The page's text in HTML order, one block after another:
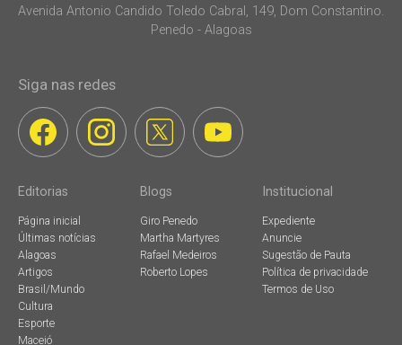
Avenida Antonio Candido Toledo Cabral, 149, Dom Constantino.
Penedo - Alagoas
Siga nas redes
Editorias
Página inicial
Últimas notícias
Alagoas
Artigos
Brasil/Mundo
Cultura
Esporte
Maceió
Blogs
Giro Penedo
Martha Martyres
Rafael Medeiros
Roberto Lopes
Institucional
Expediente
Anuncie
Sugestão de Pauta
Política de privacidade
Termos de Uso